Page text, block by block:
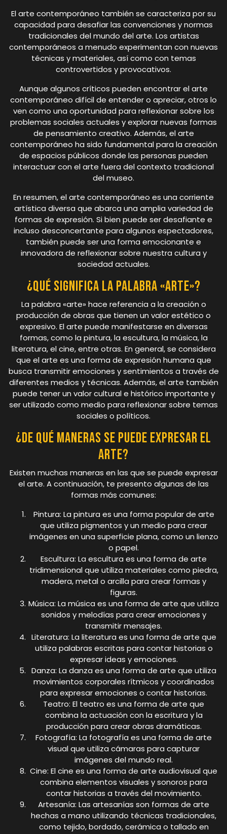
El arte contemporáneo también se caracteriza por su
capacidad para desafiar las convenciones y normas
tradicionales del mundo del arte. Los artistas
contemporáneos a menudo experimentan con nuevas
técnicas y materiales, así como con temas
controvertidos y provocativos.
Aunque algunos críticos pueden encontrar el arte
contemporáneo difícil de entender o apreciar, otros lo
ven como una oportunidad para reflexionar sobre los
problemas sociales actuales y explorar nuevas formas
de pensamiento creativo. Además, el arte
contemporáneo ha sido fundamental para la creación
de espacios públicos donde las personas pueden
interactuar con el arte fuera del contexto tradicional
del museo.
En resumen, el arte contemporáneo es una corriente
artística diversa que abarca una amplia variedad de
formas de expresión. Si bien puede ser desafiante e
incluso desconcertante para algunos espectadores,
también puede ser una forma emocionante e
innovadora de reflexionar sobre nuestra cultura y
sociedad actuales.
¿Qué significa la palabra «arte»?
La palabra «arte» hace referencia a la creación o
producción de obras que tienen un valor estético o
expresivo. El arte puede manifestarse en diversas
formas, como la pintura, la escultura, la música, la
literatura, el cine, entre otras. En general, se considera
que el arte es una forma de expresión humana que
busca transmitir emociones y sentimientos a través de
diferentes medios y técnicas. Además, el arte también
puede tener un valor cultural e histórico importante y
ser utilizado como medio para reflexionar sobre temas
sociales o políticos.
¿De qué maneras se puede expresar el
arte?
Existen muchas maneras en las que se puede expresar
el arte. A continuación, te presento algunas de las
formas más comunes:
Pintura: La pintura es una forma popular de arte
que utiliza pigmentos y un medio para crear
imágenes en una superficie plana, como un lienzo
o papel.
Escultura: La escultura es una forma de arte
tridimensional que utiliza materiales como piedra,
madera, metal o arcilla para crear formas y
figuras.
Música: La música es una forma de arte que utiliza
sonidos y melodías para crear emociones y
transmitir mensajes.
Literatura: La literatura es una forma de arte que
utiliza palabras escritas para contar historias o
expresar ideas y emociones.
Danza: La danza es una forma de arte que utiliza
movimientos corporales rítmicos y coordinados
para expresar emociones o contar historias.
Teatro: El teatro es una forma de arte que
combina la actuación con la escritura y la
producción para crear obras dramáticas.
Fotografía: La fotografía es una forma de arte
visual que utiliza cámaras para capturar
imágenes del mundo real.
Cine: El cine es una forma de arte audiovisual que
combina elementos visuales y sonoros para
contar historias a través del movimiento.
Artesanía: Las artesanías son formas de arte
hechas a mano utilizando técnicas tradicionales,
como tejido, bordado, cerámica o tallado en